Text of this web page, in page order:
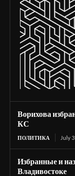
Ворихова
КС
ПОЛИТИКА July
Избранные и
Владивостоке